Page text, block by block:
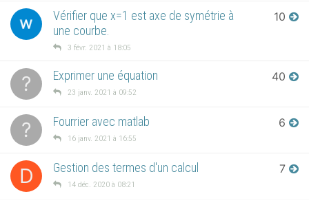
Vérifier que x=1 est axe de symétrie à
une courbe.
3 févr. 2021 à 18:05
10
? Exprimer une équation
23 janv. 2021 à 09:52
40
? Fourrier avec matlab
16 janv. 2021 à 16:55
6
D Gestion des termes d'un calcul
14 déc. 2020 à 08:21
7